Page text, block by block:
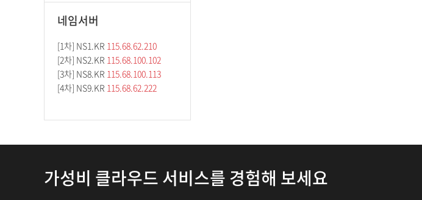
네임서버
[1차] NS1.KR 115.68.62.210
[2차] NS2.KR 115.68.100.102
[3차] NS8.KR 115.68.100.113
[4차] NS9.KR 115.68.62.222
가성비 클라우드 서비스를 경험해 보세요